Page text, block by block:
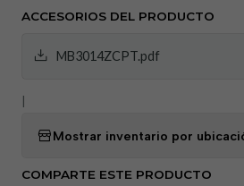
direcciones. La suela de caucho, con
longitudinales, mejora la flexibilidad
grado SRC. La plantilla
resiliencia, con notables
ACCESORIOS DEL PRODUCTO
MB3014ZCPT.pdf
Mostrar inventario por
COMPARTE ESTE PRODUCTO